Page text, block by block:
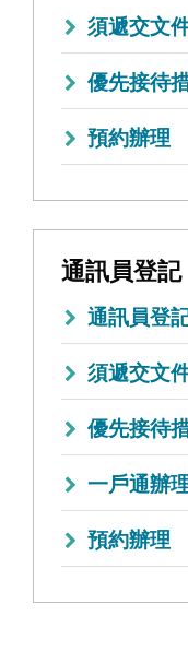
須遞交文
優先接待
預約辦理
通訊員登記
通訊員登
須遞交文
優先接待
一戶通辦
預約辦理